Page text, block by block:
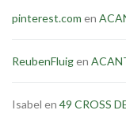
pinterest.com en
ReubenFluigen
Isabel en 49 CROSS